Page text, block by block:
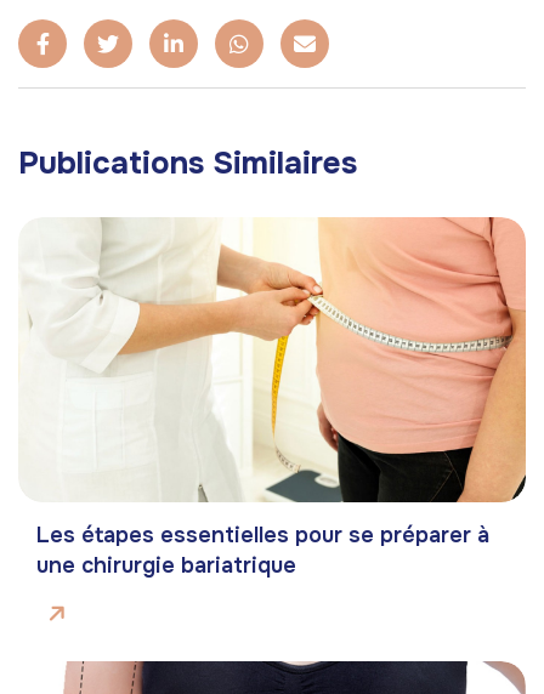
Publications Similaires
Les étapes essentielles pour se préparer à
une chirurgie bariatrique